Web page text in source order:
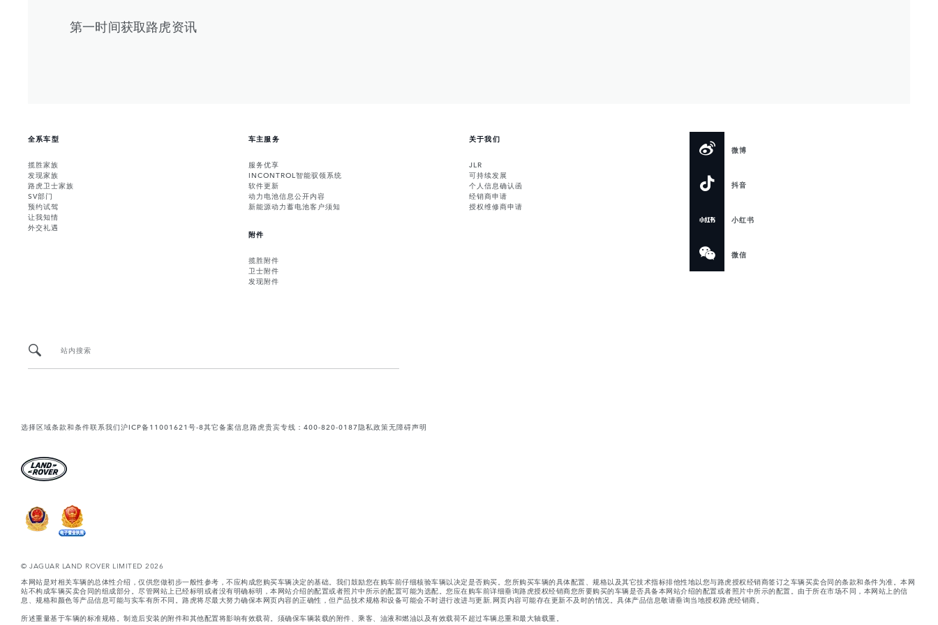
第一时间获取路虎资讯
全系车型
揽胜家族
发现家族
路虎卫士家族
SV部门
预约试驾
让我知情
外交礼遇
车主服务
服务优享
INCONTROL智能驭领系统
软件更新
动力电池信息公开内容
新能源动力蓄电池客户须知
附件
揽胜附件
卫士附件
发现附件
关于我们
JLR
可持续发展
个人信息确认函
经销商申请
授权维修商申请
微博
抖音
小红书
微信
站内搜索
选择区域条款和条件联系我们沪ICP备11001621号-8其它备案信息路虎贵宾专线：400-820-0187隐私政策无障碍声明
© JAGUAR LAND ROVER LIMITED 2026
本网站是对相关车辆的总体性介绍，仅供您做初步一般性参考，不应构成您购买车辆决定的基础。我们鼓励您在购车前仔细核验车辆以决定是否购买。您所购买车辆的具体配置、规格以及其它技术指标排他性地以您与路虎授权经销商签订之车辆买卖合同的条款和条件为准。本网
站不构成车辆买卖合同的组成部分。尽管网站上已经标明或者没有明确标明，本网站介绍的配置或者照片中所示的配置可能为选配。您应在购车前详细垂询路虎授权经销商您所要购买的车辆是否具备本网站介绍的配置或者照片中所示的配置。由于所在市场不同，本网站上的信
息、规格和颜色等产品信息可能与实车有所不同。路虎将尽最大努力确保本网页内容的正确性，但产品技术规格和设备可能会不时进行改进与更新,网页内容可能存在更新不及时的情况。具体产品信息敬请垂询当地授权路虎经销商。
所述重量基于车辆的标准规格。制造后安装的附件和其他配置将影响有效载荷。须确保车辆装载的附件、乘客、油液和燃油以及有效载荷不超过车辆总重和最大轴载重。